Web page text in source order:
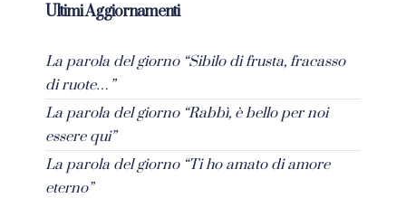
Ultimi Aggiornamenti
La parola del giorno “Sibilo di frusta, fracasso
di ruote…”
La parola del giorno “Rabbì, è bello per noi
essere qui”
La parola del giorno “Ti ho amato di amore
eterno”